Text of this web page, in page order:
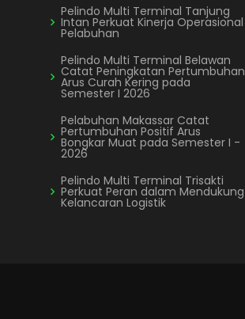
Pelindo Multi Terminal Tanjung
Intan Perkuat Kinerja Operasional
Pelabuhan
Pelindo Multi Terminal Belawan
Catat Peningkatan Pertumbuhan
Arus Curah Kering pada
Semester I 2026
Pelabuhan Makassar Catat
Pertumbuhan Positif Arus
Bongkar Muat pada Semester I -
2026
Pelindo Multi Terminal Trisakti
Perkuat Peran dalam Mendukung
Kelancaran Logistik